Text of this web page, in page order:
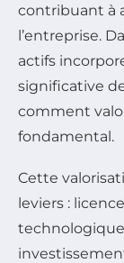
contribuant à
l’entreprise.
actifs
significative
comment
fondamental.
Cette
leviers :